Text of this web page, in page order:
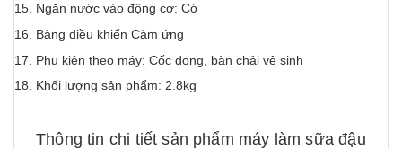
Ngăn nước vào động cơ: Có
Bảng điều khiển Cảm ứng
Phụ kiện theo máy: Cốc đong, bàn chải vệ sinh
Khối lượng sản phẩm: 2.8kg
Thông tin chi tiết sản phẩm máy làm sữa đậu